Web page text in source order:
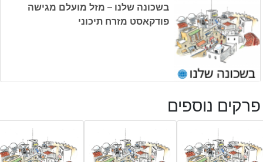
בשכונה שלנו – מזל מועלם מגישה
פודקאסט מזרח תיכוני
פרקים נוספים